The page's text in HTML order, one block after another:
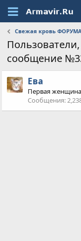
Свежая кровь
сообщение
Ева
Первая женщина
Сообщения